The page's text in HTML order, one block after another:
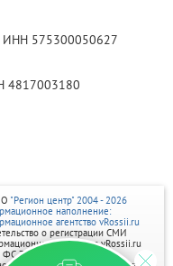
ИНН 575300050627
4817003180
"Регион центр" 2004 - 2026
наполнение:
агентство vRossii.ru
о регистрации СМИ
агентства vRossii.ru
77‑35502